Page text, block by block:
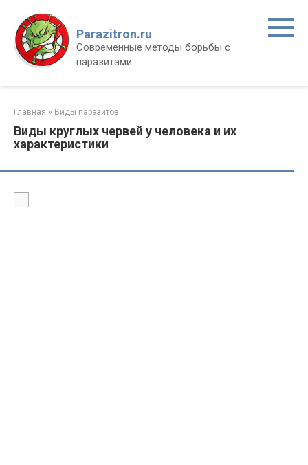
контенту
Parazitron.ru
Современные методы борьбы с
паразитами
Главная » Виды паразитов
Виды круглых червей у человека и их
характеристики